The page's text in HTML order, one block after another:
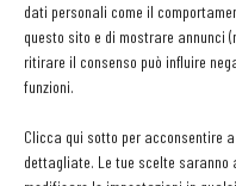
dati personali come il
questo sito e di mostrare annunci
ritirare il consenso può influire
funzioni.
Clicca qui sotto per acconsentire
dettagliate. Le tue scelte saranno
EDICOLA WEB